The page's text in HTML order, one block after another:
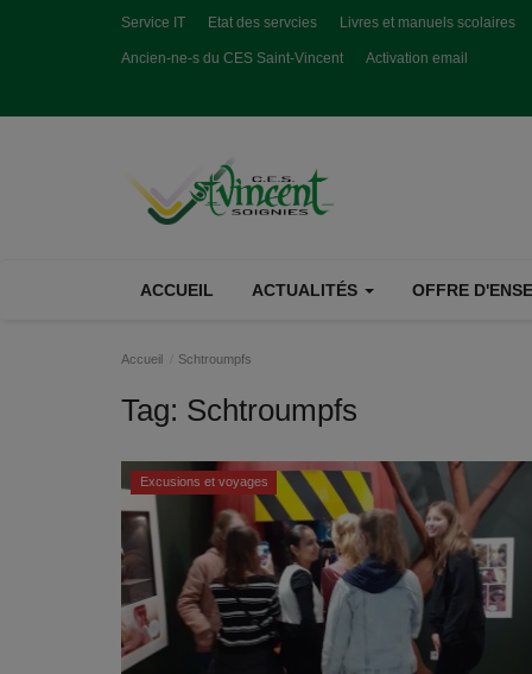
Service IT Etat des servcies Livres et manuels scolaires
Ancien-ne-s du CES Saint-Vincent Activation email
ACCUEIL ACTUALITÉS OFFRE
Accueil Schtroumpfs
Tag: Schtroumpfs
Excusions et voyages